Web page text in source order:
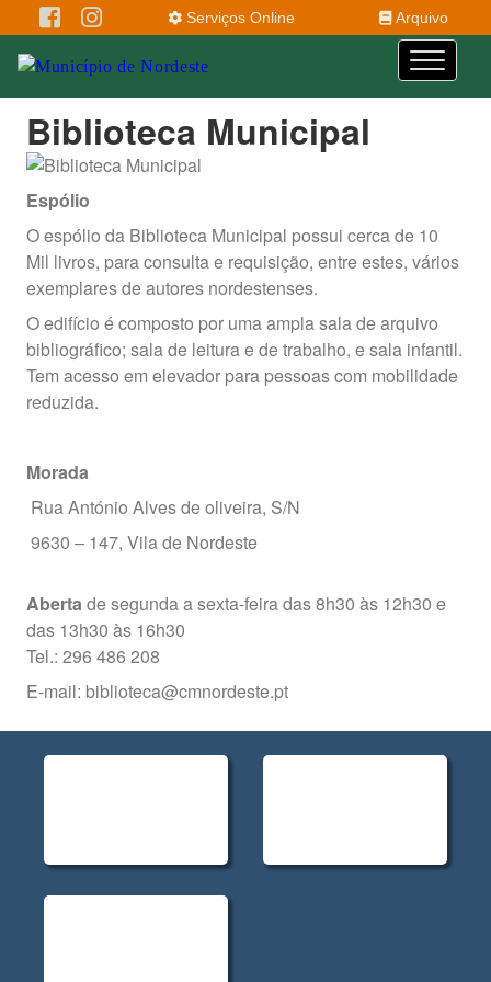
Serviços Online Arquivo
Biblioteca Municipal
Espólio
O espólio da Biblioteca Municipal possui cerca de 10
Mil livros, para consulta e requisição, entre estes, vários
exemplares de autores nordestenses.
O edifício é composto por uma ampla sala de arquivo
bibliográfico; sala de leitura e de trabalho, e sala infantil.
Tem acesso em elevador para pessoas com mobilidade
reduzida.
Morada
Rua António Alves de oliveira, S/N
9630 – 147, Vila de Nordeste
Abertade segunda a sexta-feira das 8h30 às 12h30 e
das 13h30 às 16h30
Tel.: 296 486 208
E-mail: biblioteca@cmnordeste.pt